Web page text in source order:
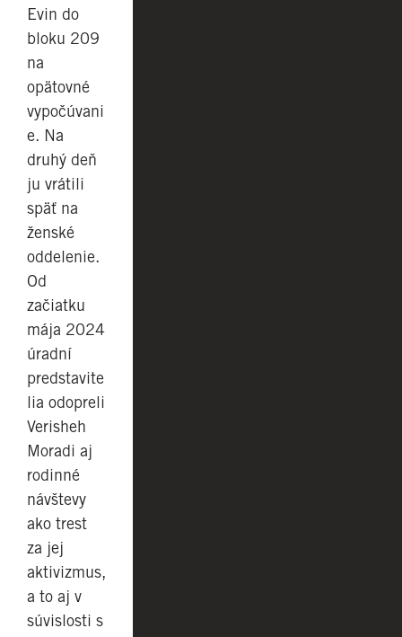
Evin do
bloku 209
na
opätovné
vypočúvani
e. Na
druhý deň
ju vrátili
späť na
ženské
oddelenie.
Od
začiatku
mája 2024
úradní
predstavite
lia odopreli
Verisheh
Moradi aj
rodinné
návštevy
ako trest
za jej
aktivizmus,
a to aj v
súvislosti s